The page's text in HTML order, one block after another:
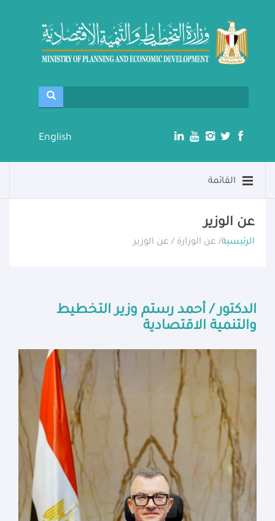
English
القائمة
عن الوزير
الرئيسية/ عن الوزارة / عن الوزير
الدكتور / أحمد رستم وزير التخطيط
والتنمية الاقتصادية